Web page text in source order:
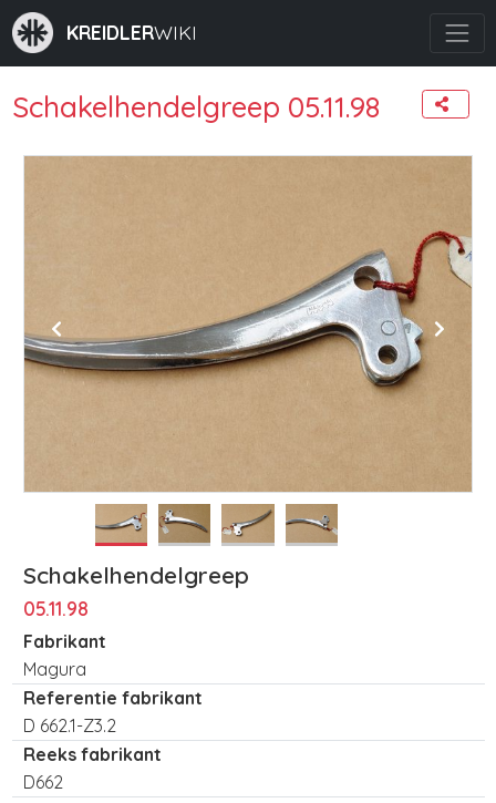
KREIDLERWIKI
Schakelhendelgreep 05.11.98
Schakelhendelgreep
05.11.98
Fabrikant
Magura
Referentie fabrikant
D 662.1-Z3.2
Reeks fabrikant
D662